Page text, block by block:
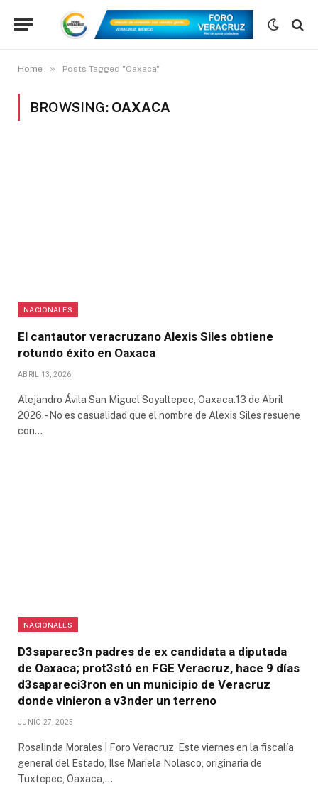
Home » Posts Tagged "Oaxaca"
BROWSING: OAXACA
NACIONALES
El cantautor veracruzano Alexis Siles obtiene
rotundo éxito en Oaxaca
ABRIL 13, 2026
Alejandro Ávila San Miguel Soyaltepec, Oaxaca.13 de Abril
2026.- No es casualidad que el nombre de Alexis Siles resuene
con…
NACIONALES
D3saparec3n padres de ex candidata a diputada
de Oaxaca; prot3stó en FGE Veracruz, hace 9 días
d3sapareci3ron en un municipio de Veracruz
donde vinieron a v3nder un terreno
JUNIO 27, 2025
Rosalinda Morales | Foro Veracruz Este viernes en la fiscalía
general del Estado, Ilse Mariela Nolasco, originaria de
Tuxtepec, Oaxaca,…